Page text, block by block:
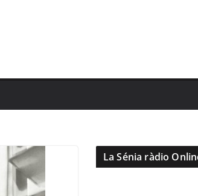
La Sénia ràdio